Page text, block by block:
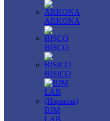
ARKONA
BISCO
BISICO
BJM
LAB